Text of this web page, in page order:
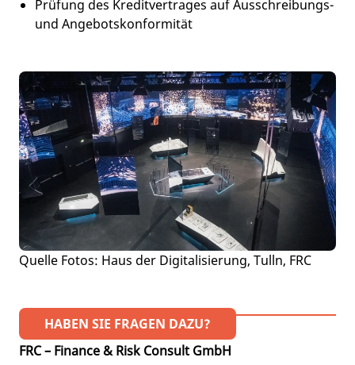
Prüfung des Kreditvertrages auf Ausschreibungs-
und Angebotskonformität
Quelle Fotos: Haus der Digitalisierung, Tulln, FRC
HABEN SIE FRAGEN DAZU?
FRC – Finance & Risk Consult GmbH